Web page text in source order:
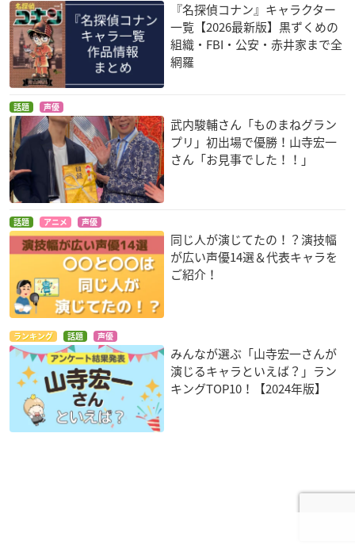
『名探偵コナン』キャラクター
一覧【2026最新版】黒ずくめの
組織・FBI・公安・赤井家まで全
網羅
話題 声優
武内駿輔さん「ものまねグラン
プリ」初出場で優勝！山寺宏一
さん「お見事でした！！」
話題 アニメ 声優
同じ人が演じてたの！？演技幅
が広い声優14選＆代表キャラを
ご紹介！
ランキング 話題 声優
みんなが選ぶ「山寺宏一さんが
演じるキャラといえば？」ラン
キングTOP10！【2024年版】